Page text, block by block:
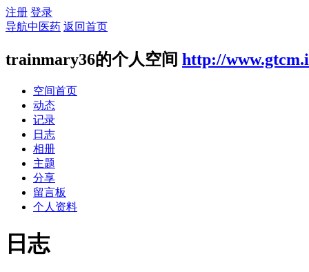
注册 登录
导航中医药 返回首页
trainmary36的个人空间 http://
空间首页
动态
记录
日志
相册
主题
分享
留言板
个人资料
日志